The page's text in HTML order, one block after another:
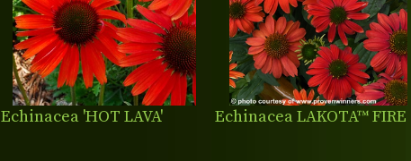
Echinacea 'HOT LAVA' Echinacea LAKOTA™ FIRE